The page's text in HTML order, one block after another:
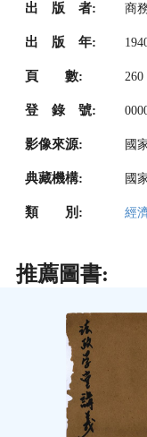
出 版 者: 商
出 版 年:
頁 數: 260
登 錄 號:
影像來源: 國
典藏機構: 國
類 別: 經
推薦圖書: